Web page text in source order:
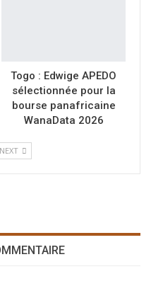
Togo : Edwige APEDO
sélectionnée pour la
bourse panafricaine
WanaData 2026
NEXT